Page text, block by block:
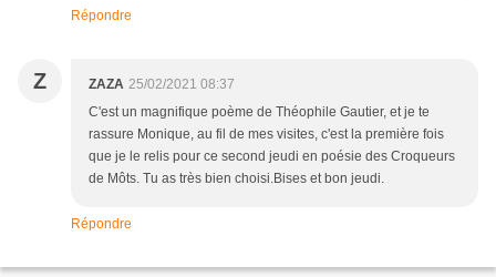
Répondre
Z ZAZA 25/02/2021 08:37
C'est un magnifique poème de Théophile Gautier, et je te
rassure Monique, au fil de mes visites, c'est la première fois
que je le relis pour ce second jeudi en poésie des Croqueurs
de Môts. Tu as très bien choisi.Bises et bon jeudi.
Répondre